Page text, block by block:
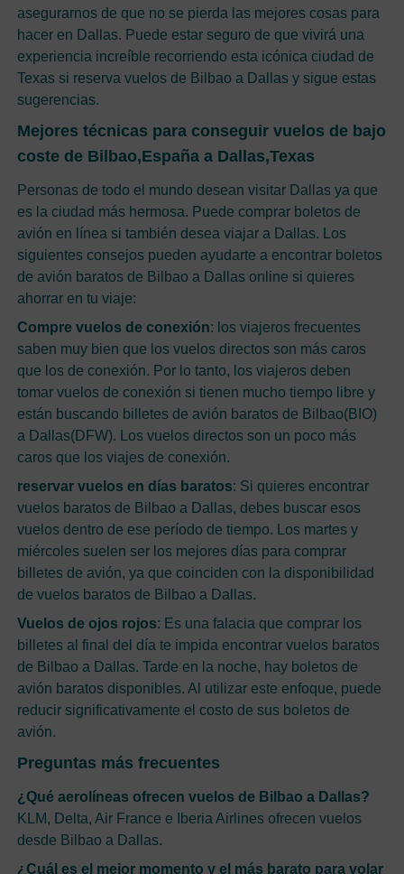
asegurarnos de que no se pierda las mejores cosas para
hacer en Dallas. Puede estar seguro de que vivirá una
experiencia increíble recorriendo esta icónica ciudad de
Texas si reserva vuelos de Bilbao a Dallas y sigue estas
sugerencias.
Mejores técnicas para conseguir vuelos de bajo
coste de Bilbao,España a Dallas,Texas
Personas de todo el mundo desean visitar Dallas ya que
es la ciudad más hermosa. Puede comprar boletos de
avión en línea si también desea viajar a Dallas. Los
siguientes consejos pueden ayudarte a encontrar boletos
de avión baratos de Bilbao a Dallas online si quieres
ahorrar en tu viaje:
Compre vuelos de conexión: los viajeros frecuentes
saben muy bien que los vuelos directos son más caros
que los de conexión. Por lo tanto, los viajeros deben
tomar vuelos de conexión si tienen mucho tiempo libre y
están buscando billetes de avión baratos de Bilbao(BIO)
a Dallas(DFW). Los vuelos directos son un poco más
caros que los viajes de conexión.
reservar vuelos en días baratos: Si quieres encontrar
vuelos baratos de Bilbao a Dallas, debes buscar esos
vuelos dentro de ese período de tiempo. Los martes y
miércoles suelen ser los mejores días para comprar
billetes de avión, ya que coinciden con la disponibilidad
de vuelos baratos de Bilbao a Dallas.
Vuelos de ojos rojos: Es una falacia que comprar los
billetes al final del día te impida encontrar vuelos baratos
de Bilbao a Dallas. Tarde en la noche, hay boletos de
avión baratos disponibles. Al utilizar este enfoque, puede
reducir significativamente el costo de sus boletos de
avión.
Preguntas más frecuentes
¿Qué aerolíneas ofrecen vuelos de Bilbao a Dallas?
KLM, Delta, Air France e Iberia Airlines ofrecen vuelos
desde Bilbao a Dallas.
¿Cuál es el mejor momento y el más barato para volar